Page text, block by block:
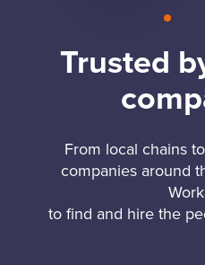
Trusted
From local chains
companies around
to find and hire the